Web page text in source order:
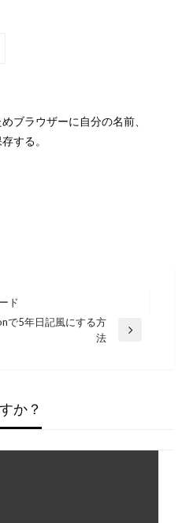
ブラウザーに自分の名前、
する。
ド
で5年日記風にする方
法
か？